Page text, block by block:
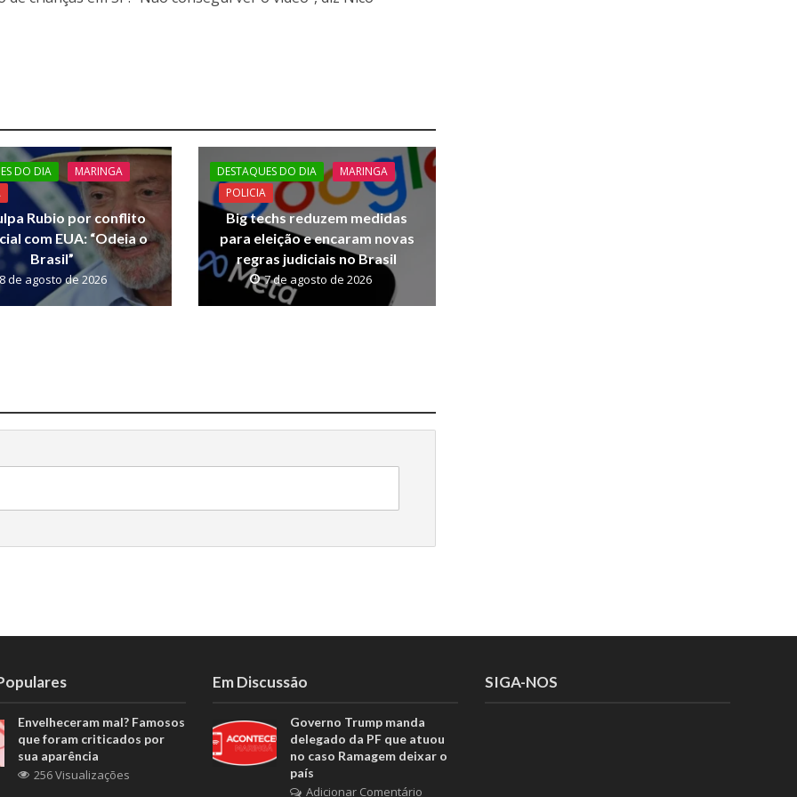
DO DIA
MARINGA
Rubio por conflito
com EUA: “Odeia o
Brasil”
8 de agosto de 2026
DESTAQUES DO DIA
MARINGA
POLICIA
Big techs reduzem medidas
para eleição e encaram novas
regras judiciais no Brasil
7 de agosto de 2026
Envelheceram mal? Famosos
que foram criticados por
sua aparência
256 Visualizações
Em Discussão
Governo Trump manda
delegado da PF que atuou
no caso Ramagem deixar o
país
Adicionar Comentário
SIGA-NOS